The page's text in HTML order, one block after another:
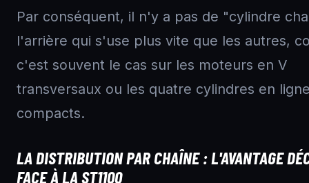
Par conséquent, il n'y a pas de "cylindre
l'arrière qui s'use plus vite que les autres,
c'est souvent le cas sur les moteurs en V
transversaux ou les quatre cylindres en
compacts.
LA DISTRIBUTION PAR CHAÎNE : L'AVANTAGE
FACE À LA ST1100